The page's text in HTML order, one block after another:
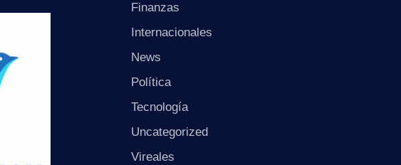
Finanzas
Internacionales
News
Política
Tecnología
Uncategorized
Vireales